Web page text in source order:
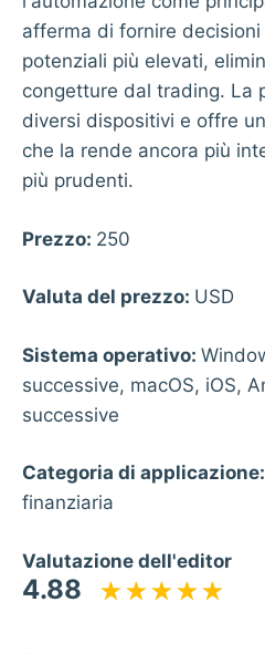
afferma di fornire
potenziali più elevati,
congetture dal trading. La
diversi dispositivi e offre
che la rende ancora più
più prudenti.
Prezzo: 250
Valuta del prezzo: USD
Sistema operativo:
successive, macOS, iOS,
successive
Categoria di applicazione:
finanziaria
Valutazione dell'editor
4.88